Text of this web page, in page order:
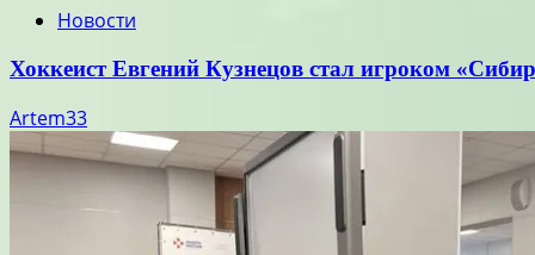
Новости
Хоккеист Евгений Кузнецов стал игроком
Artem33